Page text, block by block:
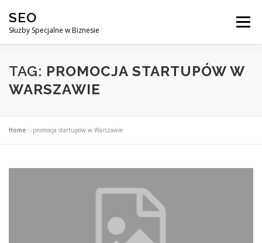
treści
SEO
Służby Specjalne w Biznesie
Menu
AGENCJA SEO CO ZYSKUJESZ ?
TAG: PROMOCJA STARTUPÓW W
WARSZAWIE
Home »promocja startupów w Warszawie